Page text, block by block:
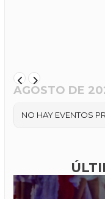
AGOSTO DE
NO HAY EVENTOS